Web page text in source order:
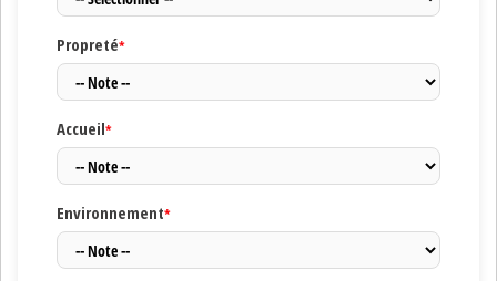
Propreté*
Accueil*
Environnement*